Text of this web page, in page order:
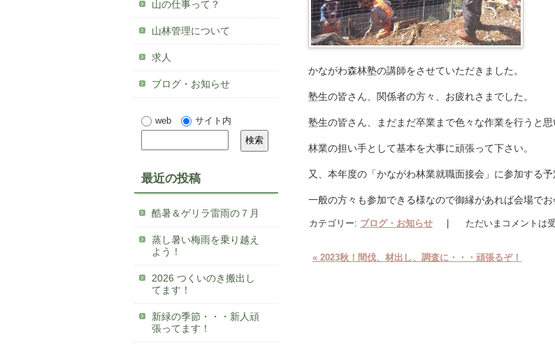
かながわ森林塾の講師をさせていただきました。
塾生の皆さん、関係者の方々、お疲れさまでした。
塾生の皆さん、まだまだ卒業まで色々な作業を行うと思
林業の担い手として基本を大事に頑張って下さい。
又、本年度の「かながわ林業就職面接会」に参加する予
一般の方々も参加できる様なので御縁があれば会場でお
カテゴリー: ブログ・お知らせ | ただいまコメントは
«2023秋！間伐、材出し、調査に・・・頑張るぞ！
山の仕事って？
山林管理について
求人
ブログ・お知らせ
web サイト内
最近の投稿
酷暑＆ゲリラ雷雨の７月
蒸し暑い梅雨を乗り越え
よう！
2026 つくいのき搬出し
てます！
新緑の季節・・・新人頑
張ってます！